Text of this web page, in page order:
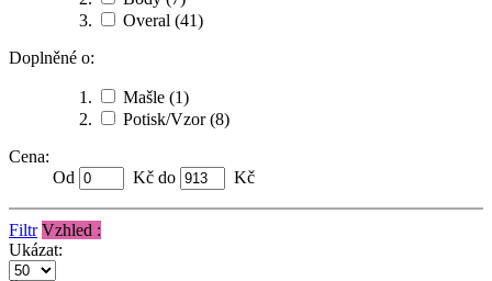
Overal (41)
Doplněné o:
Mašle (1)
Potisk/Vzor(8)
Cena:
Od
Kč do Kč
Filtr Vzhled :
Ukázat: